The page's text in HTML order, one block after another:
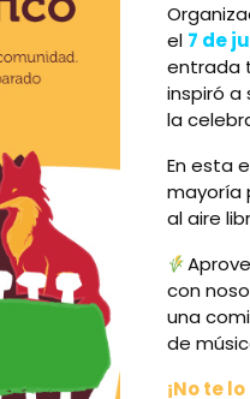
el 7 de
entrada
inspiró a
la
En esta
mayoría
al aire
con
una
de
¡No te